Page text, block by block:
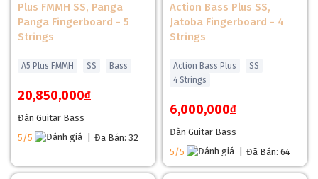
Lưng Và Hông Đàn Cort GB34JJ SS
Thân Poplar solid body với lớp hoàn thiện gloss đảm bảo độ
bền cao, chịu được khí hậu ẩm của Việt Nam. Các đường
cong J-style được thiết kế công thái học, giúp cây đàn ôm sát
Plus FMMH SS, Panga
Panga Fingerboard - 5
Strings
A5 Plus FMMH SS Bass
20,850,000đ
Đàn Guitar Bass
5/5
Đã Bán: 32
Action Bass Plus SS,
Jatoba Fingerboard - 4
Strings
Action Bass Plus
SS
4 Strings
6,000,000đ
Đàn Guitar Bass
5/5
Đã Bán: 64